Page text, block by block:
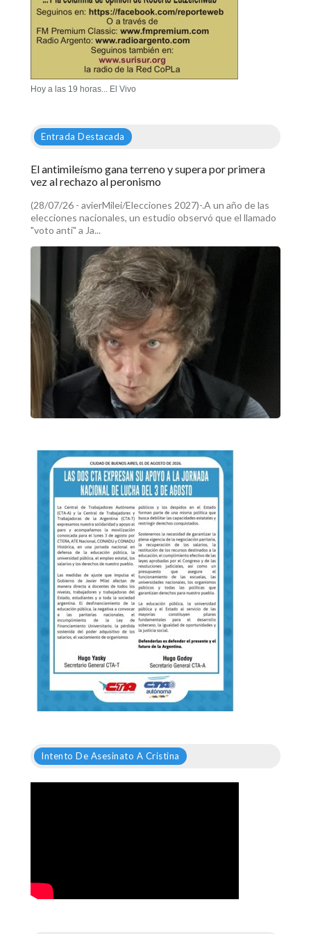
Hoy a las 19 horas... El Vivo
Entrada Destacada
El antimileísmo gana terreno y supera por primera
vez al rechazo al peronismo
(28/07/26 - avierMilei/Elecciones 2027)-.A un año de las
elecciones nacionales, un estudio observó que el llamado
"voto anti" a Ja...
Intento De Asesinato A Cristina